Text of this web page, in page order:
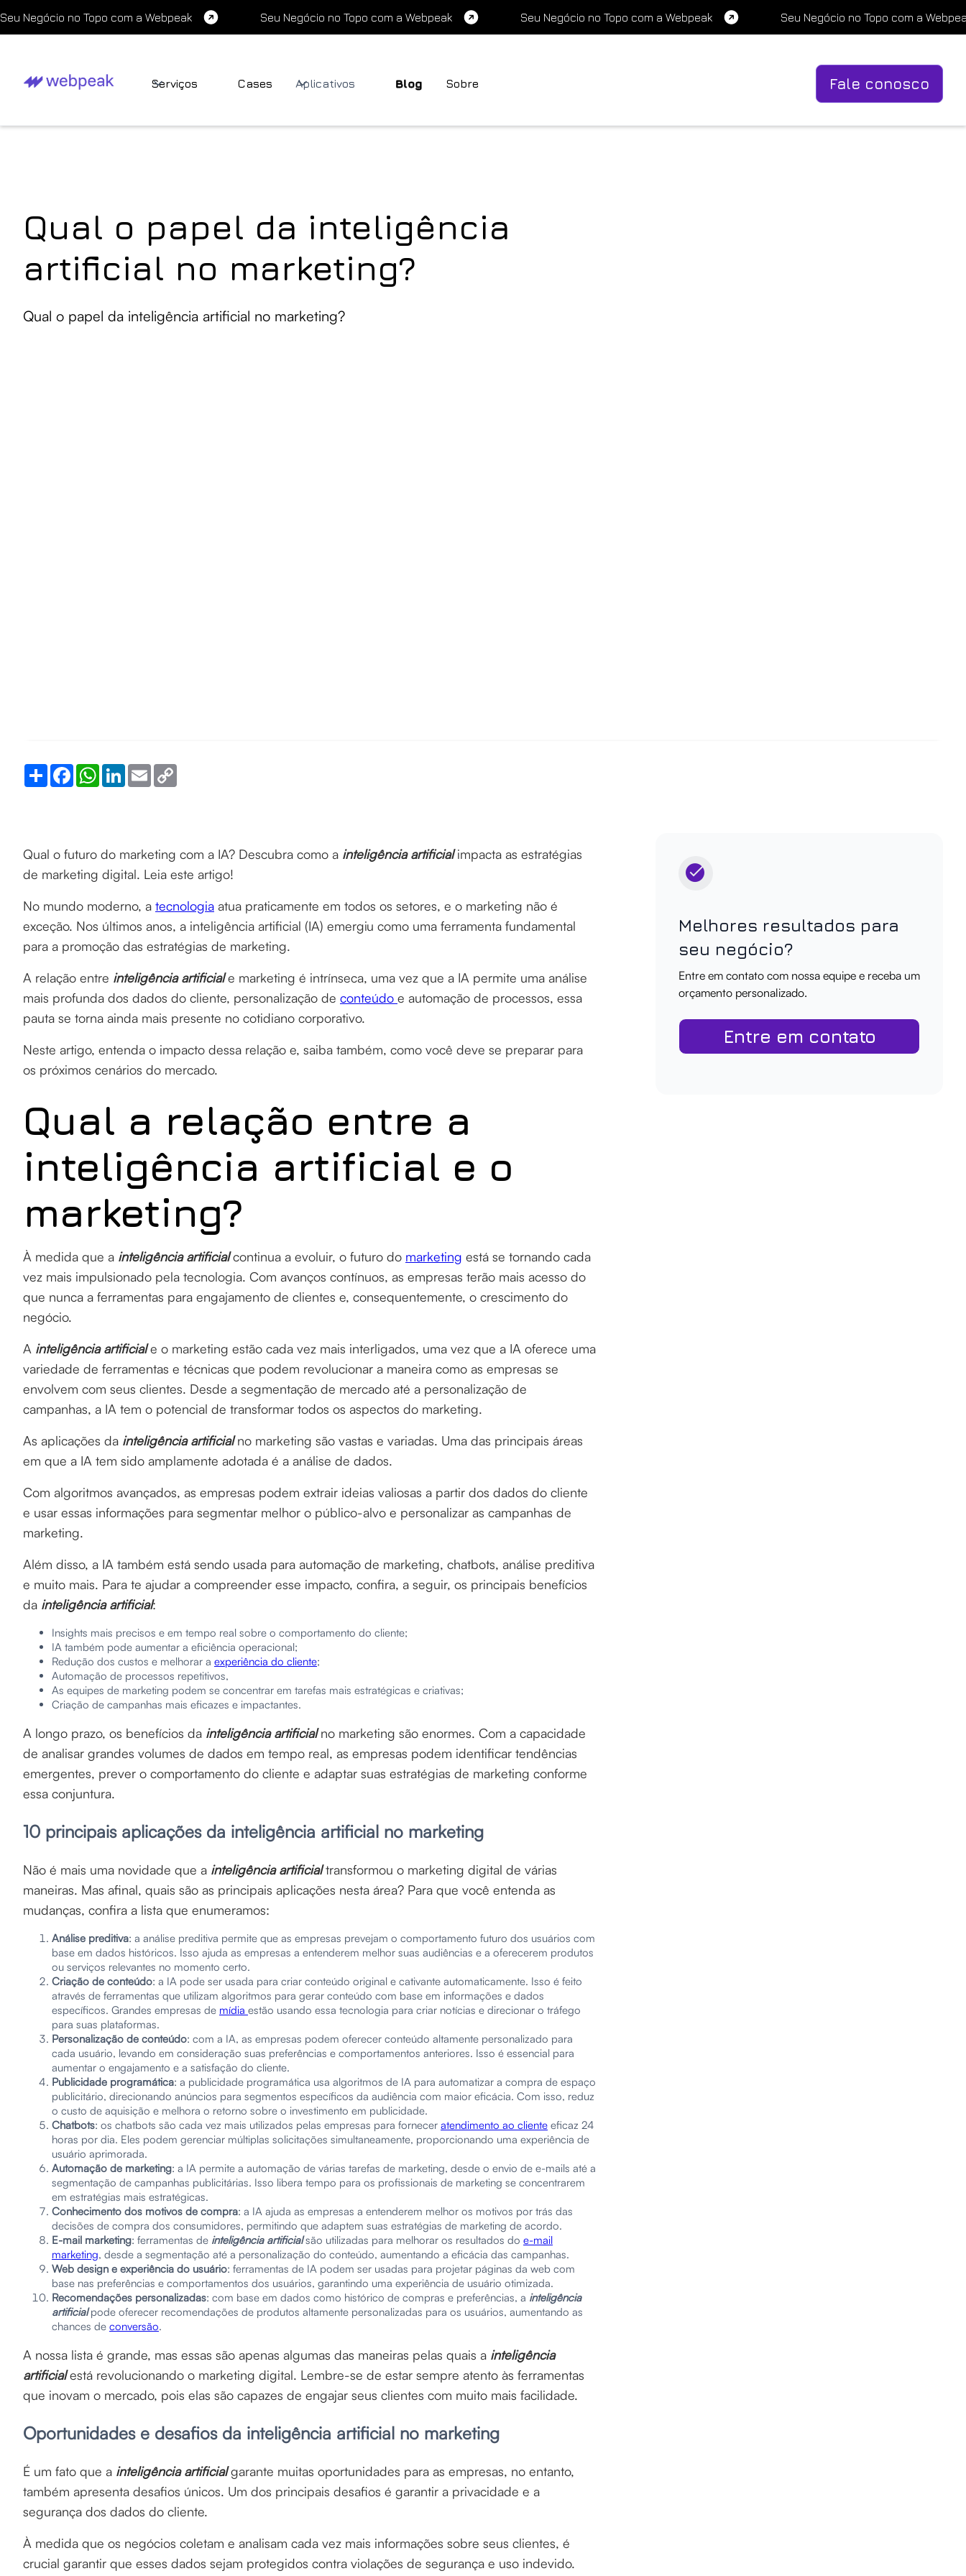
Seu Negócio no Topo com a Webpeak Seu Negócio no Topo com a Webpeak Seu Negócio no Topo com a Webpeak Seu Negócio no Topo com a
Serviços Cases Aplicativos Blog Sobre Fale conosco
Qual o papel da inteligência
artificial no marketing?
Qual o papel da inteligência artificial no marketing?
Share FacebookWhatsApp
LinkedInEmail
Qual o futuro do marketing com a IA? Descubra como a inteligência artificialimpacta as estratégias
de marketing digital. Leia este artigo!
No mundo moderno, a tecnologia atua praticamente em todos os setores, e o marketing não é
exceção. Nos últimos anos, a inteligência artificial (IA) emergiu como uma ferramenta fundamental
para a promoção das estratégias de marketing.
A relação entre inteligência artificiale marketing é intrínseca, uma vez que a IA permite uma análise
mais profunda dos dados do cliente, personalização de conteúdo e automação de processos, essa
pauta se torna ainda mais presente no cotidiano corporativo.
Neste artigo, entenda o impacto dessa relação e, saiba também, como você deve se preparar para
os próximos cenários do mercado.
Qual a relação entre a
inteligência artificial e o
marketing?
À medida que a inteligência artificialcontinua a evoluir, o futuro do marketing está se tornando cada
vez mais impulsionado pela tecnologia. Com avanços contínuos, as empresas terão mais acesso do
que nunca a ferramentas para engajamento de clientes e, consequentemente, o crescimento do
negócio.
A inteligência artificiale o marketing estão cada vez mais interligados, uma vez que a IA oferece uma
variedade de ferramentas e técnicas que podem revolucionar a maneira como as empresas se
envolvem com seus clientes. Desde a segmentação de mercado até a personalização de
campanhas, a IA tem o potencial de transformar todos os aspectos do marketing.
As aplicações da inteligência artificialno marketing são vastas e variadas. Uma das principais áreas
em que a IA tem sido amplamente adotada é a análise de dados.
Com algoritmos avançados, as empresas podem extrair ideias valiosas a partir dos dados do cliente
e usar essas informações para segmentar melhor o público-alvo e personalizar as campanhas de
marketing.
Além disso, a IA também está sendo usada para automação de marketing, chatbots, análise preditiva
e muito mais. Para te ajudar a compreender esse impacto, confira, a seguir, os principais benefícios
da inteligência artificial:
Insights mais precisos e em tempo real sobre o comportamento do cliente;
IA também pode aumentar a eficiência operacional;
Redução dos custos e melhorar a experiência do cliente;
Automação de processos repetitivos,
As equipes de marketing podem se concentrar em tarefas mais estratégicas e criativas;
Criação de campanhas mais eficazes e impactantes.
A longo prazo, os benefícios da inteligência artificialno marketing são enormes. Com a capacidade
de analisar grandes volumes de dados em tempo real, as empresas podem identificar tendências
emergentes, prever o comportamento do cliente e adaptar suas estratégias de marketing conforme
essa conjuntura.
10 principais aplicações da inteligência artificial no marketing
Não é mais uma novidade que a inteligência artificialtransformou o marketing digital de várias
maneiras. Mas afinal, quais são as principais aplicações nesta área? Para que você entenda as
mudanças, confira a lista que enumeramos:
Análise preditiva: a análise preditiva permite que as empresas prevejam o comportamento futuro dos usuários com
base em dados históricos. Isso ajuda as empresas a entenderem melhor suas audiências e a oferecerem produtos
ou serviços relevantes no momento certo.
Criação de conteúdo: a IA pode ser usada para criar conteúdo original e cativante automaticamente. Isso é feito
através de ferramentas que utilizam algoritmos para gerar conteúdo com base em informações e dados
específicos. Grandes empresas de mídia estão usando essa tecnologia para criar notícias e direcionar o tráfego
para suas plataformas.
Personalização de conteúdo: com a IA, as empresas podem oferecer conteúdo altamente personalizado para
cada usuário, levando em consideração suas preferências e comportamentos anteriores. Isso é essencial para
aumentar o engajamento e a satisfação do cliente.
Publicidade programática: a publicidade programática usa algoritmos de IA para automatizar a compra de espaço
publicitário, direcionando anúncios para segmentos específicos da audiência com maior eficácia. Com isso, reduz
o custo de aquisição e melhora o retorno sobre o investimento em publicidade.
Chatbots: os chatbots são cada vez mais utilizados pelas empresas para fornecer atendimento ao cliente eficaz 24
horas por dia. Eles podem gerenciar múltiplas solicitações simultaneamente, proporcionando uma experiência de
usuário aprimorada.
Automação de marketing: a IA permite a automação de várias tarefas de marketing, desde o envio de e-mails até a
segmentação de campanhas publicitárias. Isso libera tempo para os profissionais de marketing se concentrarem
em estratégias mais estratégicas.
Conhecimento dos motivos de compra: a IA ajuda as empresas a entenderem melhor os motivos por trás das
decisões de compra dos consumidores, permitindo que adaptem suas estratégias de marketing de acordo.
E-mail marketing: ferramentas de inteligência artificialsão utilizadas para melhorar os resultados do e-mail
marketing, desde a segmentação até a personalização do conteúdo, aumentando a eficácia das campanhas.
Web design e experiência do usuário: ferramentas de IA podem ser usadas para projetar páginas da web com
base nas preferências e comportamentos dos usuários, garantindo uma experiência de usuário otimizada.
Recomendações personalizadas: com base em dados como histórico de compras e preferências, a inteligência
artificialpode oferecer recomendações de produtos altamente personalizadas para os usuários, aumentando as
chances de conversão.
A nossa lista é grande, mas essas são apenas algumas das maneiras pelas quais a inteligência
artificialestá revolucionando o marketing digital. Lembre-se de estar sempre atento às ferramentas
que inovam o mercado, pois elas são capazes de engajar seus clientes com muito mais facilidade.
Oportunidades e desafios da inteligência artificial no marketing
É um fato que a inteligência artificialgarante muitas oportunidades para as empresas, no entanto,
também apresenta desafios únicos. Um dos principais desafios é garantir a privacidade e a
segurança dos dados do cliente.
À medida que os negócios coletam e analisam cada vez mais informações sobre seus clientes, é
crucial garantir que esses dados sejam protegidos contra violações de segurança e uso indevido.
Melhores resultados para
seu negócio?
Entre em contato com nossa equipe e receba um
orçamento personalizado.
Entre em contato